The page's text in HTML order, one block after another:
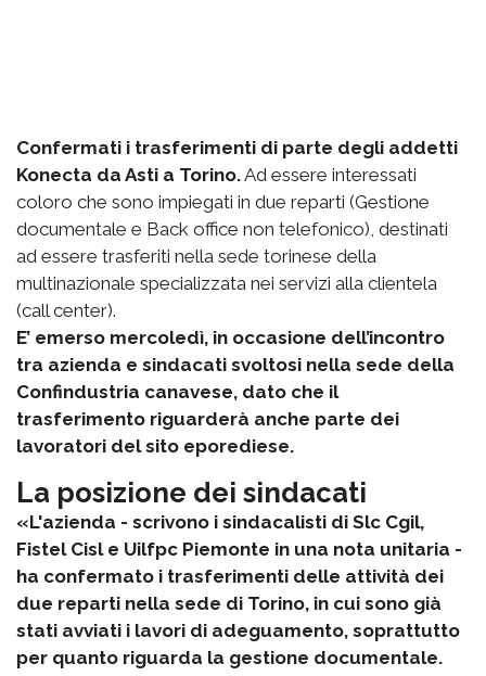
Confermati i trasferimenti di parte degli addetti
Konecta da Asti a Torino.Ad essere interessati
coloro che sono impiegati in due reparti (Gestione
documentale e Back office non telefonico), destinati
ad essere trasferiti nella sede torinese della
multinazionale specializzata nei servizi alla clientela
(call center).
E’ emerso mercoledì, in occasione dell’incontro
tra azienda e sindacati svoltosi nella sede della
Confindustria canavese, dato che il
trasferimento riguarderà anche parte dei
lavoratori del sito eporediese.
La posizione dei sindacati
«L'azienda - scrivono i sindacalisti di Slc Cgil,
Fistel Cisl e Uilfpc Piemonte in una nota unitaria -
ha confermato i trasferimenti delle attività dei
due reparti nella sede di Torino, in cui sono già
stati avviati i lavori di adeguamento, soprattutto
per quanto riguarda la gestione documentale.